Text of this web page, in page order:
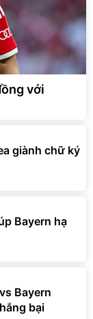
với
giành chữ ký
Bayern hạ
Bayern
bại